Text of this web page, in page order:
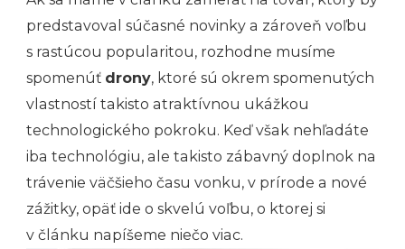
predstavoval súčasné novinky a zároveň voľbu
s rastúcou popularitou, rozhodne musíme
spomenúť drony, ktoré sú okrem spomenutých
vlastností takisto atraktívnou ukážkou
technologického pokroku. Keď však nehľadáte
iba technológiu, ale takisto zábavný doplnok na
trávenie väčšieho času vonku, v prírode a nové
zážitky, opäť ide o skvelú voľbu, o ktorej si
v článku napíšeme niečo viac.